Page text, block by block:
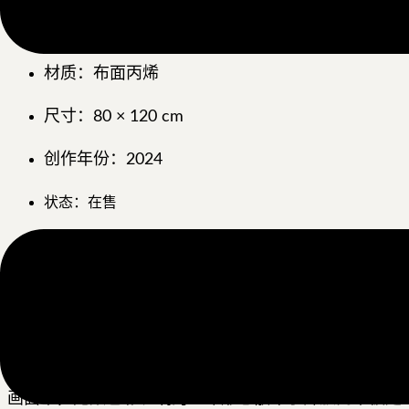
材质：布面丙烯
尺寸：80 × 120 cm
创作年份：2024
状态：在售
画面中，无数色彩斑斓的生命形态散布于开放而未被